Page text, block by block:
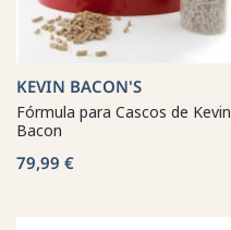
KEVIN BACON'S
Fórmula para Cascos de Kevin
Bacon
79,99 €